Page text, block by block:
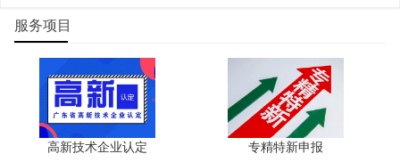
• 运行评价<60分直接摘牌，60—65分列入“黄牌池”，半
“数据对不上发票，系统当天就亮红灯。”海关总署负责
人透露，2025年试点期间，已有3家企业因“研发人员与个税
申报不符”被暂停免税资格。
服务项目
高新技术企业认定 专精特新申报